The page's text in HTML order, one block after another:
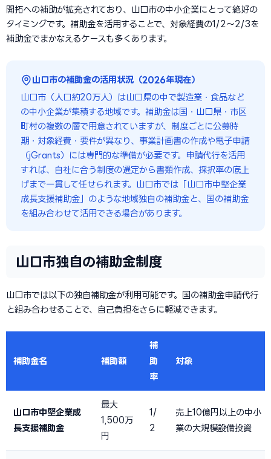
開拓への補助が拡充されており、山口市の中小企業にとって絶好の
タイミングです。補助金を活用することで、対象経費の1/2〜2/3を
補助金でまかなえるケースも多くあります。
山口市の補助金の活用状況（2026年現在）
山口市（人口約20万人）は山口県の中で製造業・食品など
の中小企業が集積する地域です。補助金は国・山口県・市区
町村の複数の層で用意されていますが、制度ごとに公募時
期・対象経費・要件が異なり、事業計画書の作成や電子申請
（jGrants）には専門的な準備が必要です。申請代行を活用
すれば、自社に合う制度の選定から書類作成、採択率の底上
げまで一貫して任せられます。山口市では「山口市中堅企業
成長支援補助金」のような地域独自の補助金と、国の補助金
を組み合わせて活用できる場合があります。
山口市独自の補助金制度
山口市では以下の独自補助金が利用可能です。国の補助金申請代行
と組み合わせることで、自己負担をさらに軽減できます。
補助金名 補助額
補
助
率
対象
山口市中堅企業成
長支援補助金
最大
1,500万
円
1/
2
売上10億円以上の中小
業の大規模設備投資